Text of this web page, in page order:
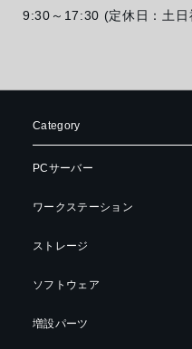
9:30～17:30 (定休日：土日
Category
PCサーバー
ワークステーション
ストレージ
ソフトウェア
増設パーツ